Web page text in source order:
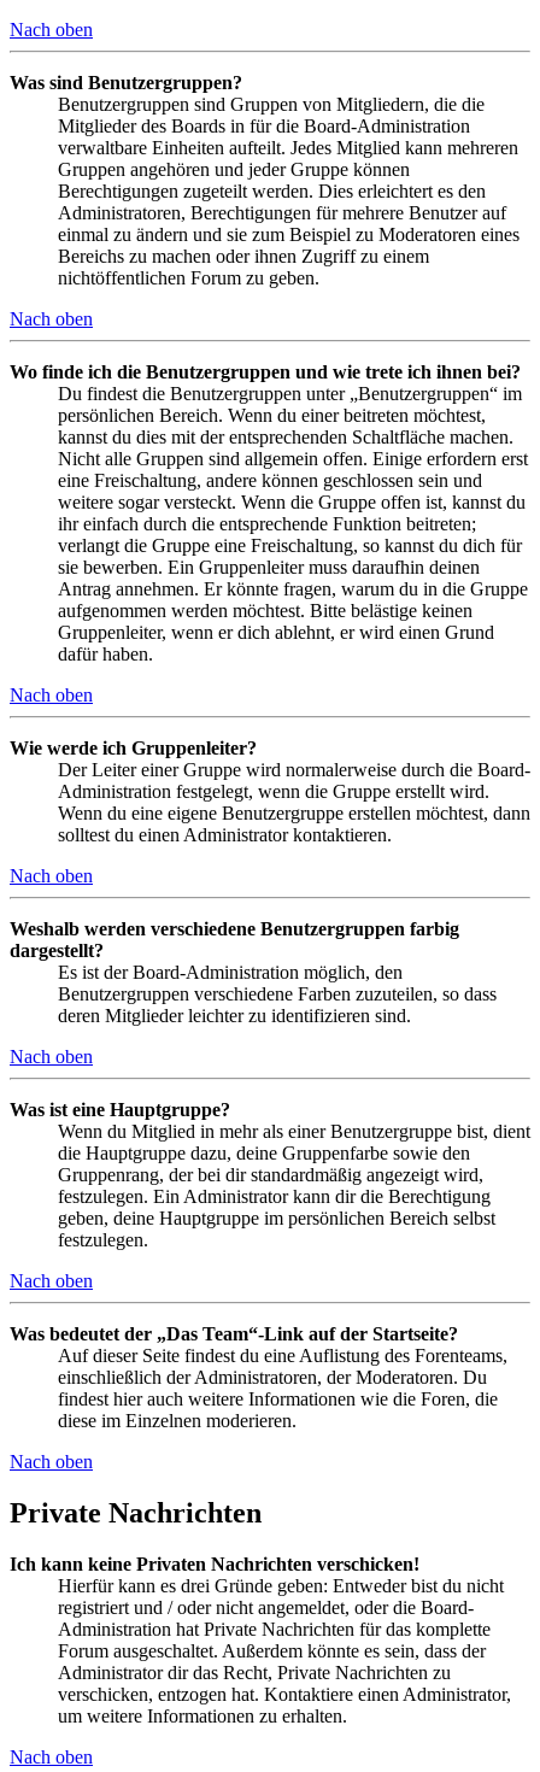
Nach oben
Was sind Benutzergruppen?
Benutzergruppen sind Gruppen von Mitgliedern, die die
Mitglieder des Boards in für die Board-Administration
verwaltbare Einheiten aufteilt. Jedes Mitglied kann mehreren
Gruppen angehören und jeder Gruppe können
Berechtigungen zugeteilt werden. Dies erleichtert es den
Administratoren, Berechtigungen für mehrere Benutzer auf
einmal zu ändern und sie zum Beispiel zu Moderatoren eines
Bereichs zu machen oder ihnen Zugriff zu einem
nichtöffentlichen Forum zu geben.
Nach oben
Wo finde ich die Benutzergruppen und wie trete ich ihnen bei?
Du findest die Benutzergruppen unter „Benutzergruppen“ im
persönlichen Bereich. Wenn du einer beitreten möchtest,
kannst du dies mit der entsprechenden Schaltfläche machen.
Nicht alle Gruppen sind allgemein offen. Einige erfordern erst
eine Freischaltung, andere können geschlossen sein und
weitere sogar versteckt. Wenn die Gruppe offen ist, kannst du
ihr einfach durch die entsprechende Funktion beitreten;
verlangt die Gruppe eine Freischaltung, so kannst du dich für
sie bewerben. Ein Gruppenleiter muss daraufhin deinen
Antrag annehmen. Er könnte fragen, warum du in die Gruppe
aufgenommen werden möchtest. Bitte belästige keinen
Gruppenleiter, wenn er dich ablehnt, er wird einen Grund
dafür haben.
Nach oben
Wie werde ich Gruppenleiter?
Der Leiter einer Gruppe wird normalerweise durch die Board-
Administration festgelegt, wenn die Gruppe erstellt wird.
Wenn du eine eigene Benutzergruppe erstellen möchtest, dann
solltest du einen Administrator kontaktieren.
Nach oben
Weshalb werden verschiedene Benutzergruppen farbig
dargestellt?
Es ist der Board-Administration möglich, den
Benutzergruppen verschiedene Farben zuzuteilen, so dass
deren Mitglieder leichter zu identifizieren sind.
Nach oben
Was ist eine Hauptgruppe?
Wenn du Mitglied in mehr als einer Benutzergruppe bist, dient
die Hauptgruppe dazu, deine Gruppenfarbe sowie den
Gruppenrang, der bei dir standardmäßig angezeigt wird,
festzulegen. Ein Administrator kann dir die Berechtigung
geben, deine Hauptgruppe im persönlichen Bereich selbst
festzulegen.
Nach oben
Was bedeutet der „Das Team“-Link auf der Startseite?
Auf dieser Seite findest du eine Auflistung des Forenteams,
einschließlich der Administratoren, der Moderatoren. Du
findest hier auch weitere Informationen wie die Foren, die
diese im Einzelnen moderieren.
Nach oben
Private Nachrichten
Ich kann keine Privaten Nachrichten verschicken!
Hierfür kann es drei Gründe geben: Entweder bist du nicht
registriert und / oder nicht angemeldet, oder die Board-
Administration hat Private Nachrichten für das komplette
Forum ausgeschaltet. Außerdem könnte es sein, dass der
Administrator dir das Recht, Private Nachrichten zu
verschicken, entzogen hat. Kontaktiere einen Administrator,
um weitere Informationen zu erhalten.
Nach oben